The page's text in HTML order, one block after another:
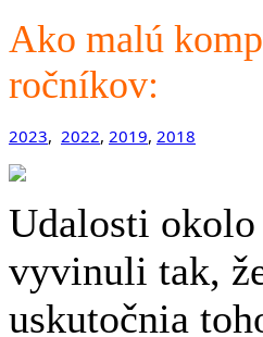
Ako malú
ročníkov:
2023, 2022, 2019, 2018
Udalosti okolo
vyvinuli tak,
uskutočnia